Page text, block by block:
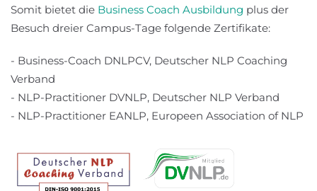
Somit bietet die Business Coach Ausbildung plus der
Besuch dreier Campus-Tage folgende Zertifikate:
- Business-Coach DNLPCV, Deutscher NLP Coaching
Verband
- NLP-Practitioner DVNLP, Deutscher NLP Verband
- NLP-Practitioner EANLP, Europeen Association of NLP